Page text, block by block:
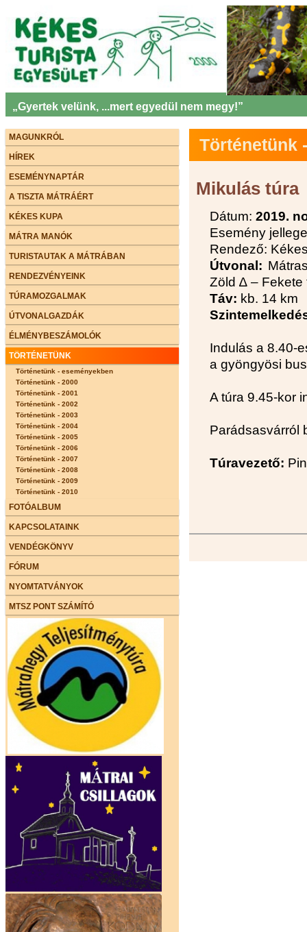
„Gyertek velünk, ...mert egyedül nem megy!”
MAGUNKRÓL
HÍREK
ESEMÉNYNAPTÁR
A TISZTA MÁTRÁÉRT
KÉKES KUPA
MÁTRA MANÓK
TURISTAUTAK A MÁTRÁBAN
RENDEZVÉNYEINK
TÚRAMOZGALMAK
ÚTVONALGAZDÁK
ÉLMÉNYBESZÁMOLÓK
TÖRTÉNETÜNK
Történetünk - eseményekben
Történetünk - 2000
Történetünk - 2001
Történetünk - 2002
Történetünk - 2003
Történetünk - 2004
Történetünk - 2005
Történetünk - 2006
Történetünk - 2007
Történetünk - 2008
Történetünk - 2009
Történetünk - 2010
FOTÓALBUM
KAPCSOLATAINK
VENDÉGKÖNYV
FÓRUM
NYOMTATVÁNYOK
MTSZ PONT SZÁMÍTÓ
Történetünk
Mikulás túra
Dátum: 2019.
Esemény
Rendező:
Útvonal:
Zöld ∆ – Fekete
Táv: kb. 14 km
Indulás a 8.40-
a gyöngyösi
A túra 9.45-kor
Parádsasvárról
Túravezető: